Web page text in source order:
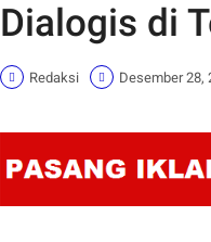
Dialogis di
Redaksi Desember 28,